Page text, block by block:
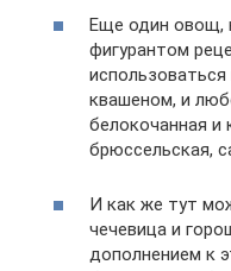
Еще один овощ,
фигурантом
квашеном, и
белокочанная и
брюссельская,
И как же тут
чечевица и
дополнением к